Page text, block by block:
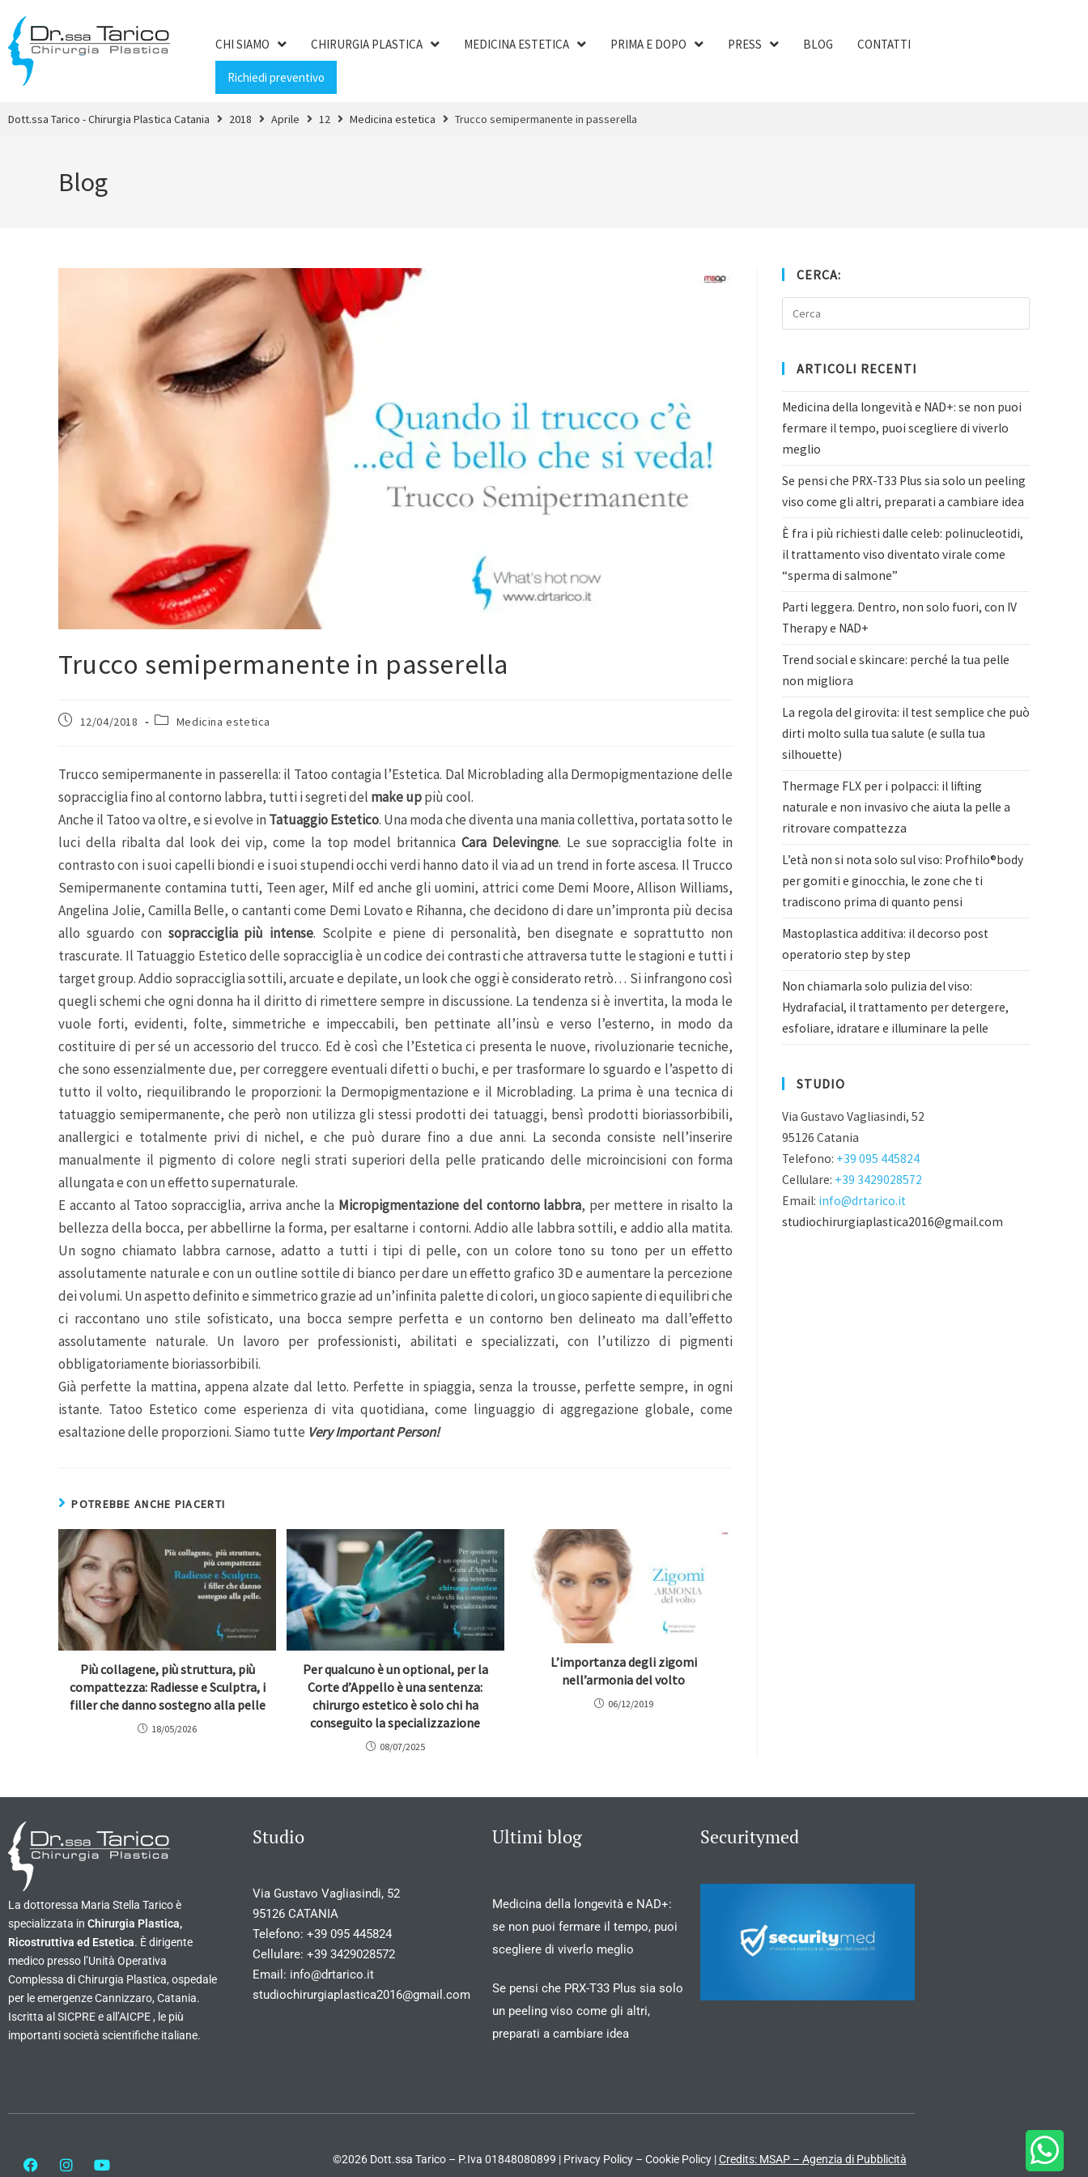
CHI SIAMO CHIRURGIA PLASTICA MEDICINA ESTETICA PRIMA E DOPO PRESS BLOG CONTATTI
Richiedi preventivo
Dott.ssa Tarico - Chirurgia Plastica Catania 2018 Aprile 12 Medicina estetica Trucco semipermanente in passerella
Blog
Trucco semipermanente in passerella
12/04/2018 Medicina estetica
Trucco semipermanente in passerella: il Tatoo contagia l’Estetica. Dal Microblading alla Dermopigmentazione delle
sopracciglia fino al contorno labbra, tutti i segreti del make uppiù cool.
Anche il Tatoo va oltre, e si evolve inTatuaggio Estetico. Una moda che diventa una mania collettiva, portata sotto le
luci della ribalta dal look dei vip, come la top model britannica Cara Delevingne. Le sue sopracciglia folte in
contrasto con i suoi capelli biondi e i suoi stupendi occhi verdi hanno dato il via ad un trend in forte ascesa. Il Trucco
Semipermanente contamina tutti, Teen ager, Milf ed anche gli uomini, attrici come Demi Moore, Allison Williams,
Angelina Jolie, Camilla Belle, o cantanti come Demi Lovato e Rihanna, che decidono di dare un’impronta più decisa
allo sguardo con sopracciglia più intense. Scolpite e piene di personalità, ben disegnate e soprattutto non
trascurate. Il Tatuaggio Estetico delle sopracciglia è un codice dei contrasti che attraversa tutte le stagioni e tutti i
target group. Addio sopracciglia sottili, arcuate e depilate, un look che oggi è considerato retrò… Si infrangono così
quegli schemi che ogni donna ha il diritto di rimettere sempre in discussione. La tendenza si è invertita, la moda le
vuole forti, evidenti, folte, simmetriche e impeccabili, ben pettinate all’insù e verso l’esterno, in modo da
costituire di per sé un accessorio del trucco. Ed è così che l’Estetica ci presenta le nuove, rivoluzionarie tecniche,
che sono essenzialmente due, per correggere eventuali difetti o buchi, e per trasformare lo sguardo e l’aspetto di
tutto il volto, riequilibrando le proporzioni: la Dermopigmentazione e il Microblading. La prima è una tecnica di
tatuaggio semipermanente, che però non utilizza gli stessi prodotti dei tatuaggi, bensì prodotti bioriassorbibili,
anallergici e totalmente privi di nichel, e che può durare fino a due anni. La seconda consiste nell’inserire
manualmente il pigmento di colore negli strati superiori della pelle praticando delle microincisioni con forma
allungata e con un effetto supernaturale.
E accanto al Tatoo sopracciglia, arriva anche la Micropigmentazione del contorno labbra, per mettere in risalto la
bellezza della bocca, per abbellirne la forma, per esaltarne i contorni. Addio alle labbra sottili, e addio alla matita.
Un sogno chiamato labbra carnose, adatto a tutti i tipi di pelle, con un colore tono su tono per un effetto
assolutamente naturale e con un outline sottile di bianco per dare un effetto grafico 3D e aumentare la percezione
dei volumi. Un aspetto definito e simmetrico grazie ad un’infinita palette di colori, un gioco sapiente di equilibri che
ci raccontano uno stile sofisticato, una bocca sempre perfetta e un contorno ben delineato ma dall’effetto
assolutamente naturale. Un lavoro per professionisti, abilitati e specializzati, con l’utilizzo di pigmenti
obbligatoriamente bioriassorbibili.
Già perfette la mattina, appena alzate dal letto. Perfette in spiaggia, senza la trousse, perfette sempre, in ogni
istante. Tatoo Estetico come esperienza di vita quotidiana, come linguaggio di aggregazione globale, come
esaltazione delle proporzioni. Siamo tutte Very Important Person!
POTREBBE ANCHE PIACERTI
Più collagene, più struttura, più
compattezza: Radiesse e Sculptra, i
filler che danno sostegno alla pelle
18/05/2026
Per qualcuno è un optional, per la
Corte d’Appello è una sentenza:
chirurgo estetico è solo chi ha
conseguito la specializzazione
08/07/2025
L’importanza degli zigomi
nell’armonia del volto
06/12/2019
CERCA:
ARTICOLI RECENTI
Medicina della longevità e NAD+: se non puoi
fermare il tempo, puoi scegliere di viverlo
meglio
Se pensi che PRX-T33 Plus sia solo un peeling
viso come gli altri, preparati a cambiare idea
È fra i più richiesti dalle celeb: polinucleotidi,
il trattamento viso diventato virale come
“sperma di salmone”
Parti leggera. Dentro, non solo fuori, con IV
Therapy e NAD+
Trend social e skincare: perché la tua pelle
non migliora
La regola del girovita: il test semplice che può
dirti molto sulla tua salute (e sulla tua
silhouette)
Thermage FLX per i polpacci: il lifting
naturale e non invasivo che aiuta la pelle a
ritrovare compattezza
L’età non si nota solo sul viso: Profhilo®body
per gomiti e ginocchia, le zone che ti
tradiscono prima di quanto pensi
Mastoplastica additiva: il decorso post
operatorio step by step
Non chiamarla solo pulizia del viso:
Hydrafacial, il trattamento per detergere,
esfoliare, idratare e illuminare la pelle
STUDIO
Via Gustavo Vagliasindi, 52
95126 Catania
Telefono: +39 095 445824
Cellulare: +39 3429028572
Email: info@drtarico.it
studiochirurgiaplastica2016@gmail.com
La dottoressa Maria Stella Tarico è
specializzata in Chirurgia Plastica,
Ricostruttiva ed Estetica. È dirigente
medico presso l’Unità Operativa
Complessa di Chirurgia Plastica, ospedale
per le emergenze Cannizzaro, Catania.
Iscritta al SICPRE e all’AICPE , le più
importanti società scientifiche italiane.
Studio
Via Gustavo Vagliasindi, 52
95126 CATANIA
Telefono:+39 095 445824
Cellulare:+39 3429028572
Email: info@drtarico.it
studiochirurgiaplastica2016@gmail.com
Ultimi blog
Medicina della longevità e NAD+:
se non puoi fermare il tempo, puoi
scegliere di viverlo meglio
Se pensi che PRX-T33 Plus sia solo
un peeling viso come gli altri,
preparati a cambiare idea
Securitymed
©2026 Dott.ssa Tarico – P.Iva 01848080899 | Privacy Policy– Cookie Policy|Credits: MSAP – Agenzia di Pubblicità